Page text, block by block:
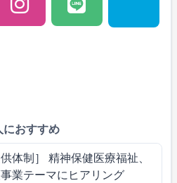
におすすめ
供体制］ 精神保健医療福祉、
業テーマにヒアリング